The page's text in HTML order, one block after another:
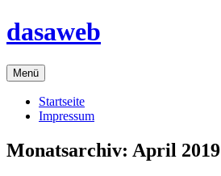
Zum
Inhalt
dasaweb
Menü
Startseite
Impressum
Monatsarchiv: April 2019